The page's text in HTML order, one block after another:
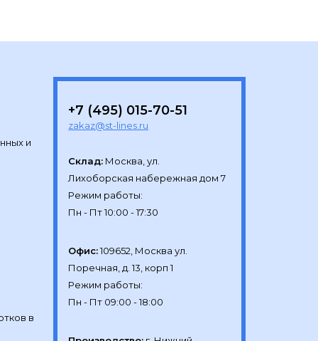
и
+7 (495) 015-70-51
zakaz@st-lines.ru
Склад: Москва, ул.
Лихоборская набережная дом 7
Режим работы:
Офис: 109652, Москва ул.
Поречная, д. 13, корп 1
Режим работы:
в